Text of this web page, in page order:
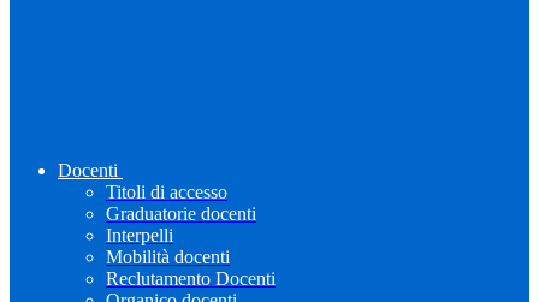
Docenti
Titoli di accesso
Graduatorie docenti
Interpelli
Mobilità docenti
Reclutamento Docenti